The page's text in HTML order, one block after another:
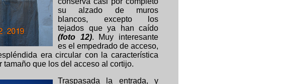
su alzado de muros
blancos, excepto los
tejados que ya han caído
(foto 12). Muy interesante
es el empedrado de acceso,
era circular con la característica
tamaño que los del acceso al cortijo.
Traspasada la entrada, y